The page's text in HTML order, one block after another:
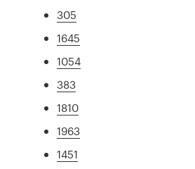
305
1645
1054
383
1810
1963
1451